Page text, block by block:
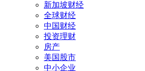
新加坡财经
全球财经
中国财经
投资理财
房产
美国股市
中小企业